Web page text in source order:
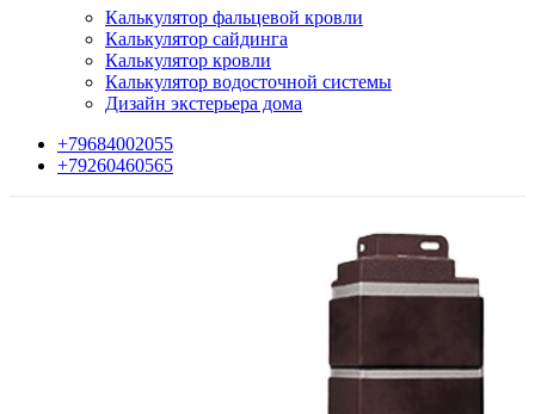
Калькулятор фальцевой кровли
Калькулятор сайдинга
Калькулятор кровли
Калькулятор водосточной системы
Дизайн экстерьера дома
+79684002055
+79260460565